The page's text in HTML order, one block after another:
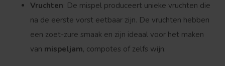
Vruchten: De mispel produceert unieke vruchten die
na de eerste vorst eetbaar zijn. De vruchten hebben
een zoet-zure smaak en zijn ideaal voor het maken
van mispeljam, compotes of zelfs wijn.